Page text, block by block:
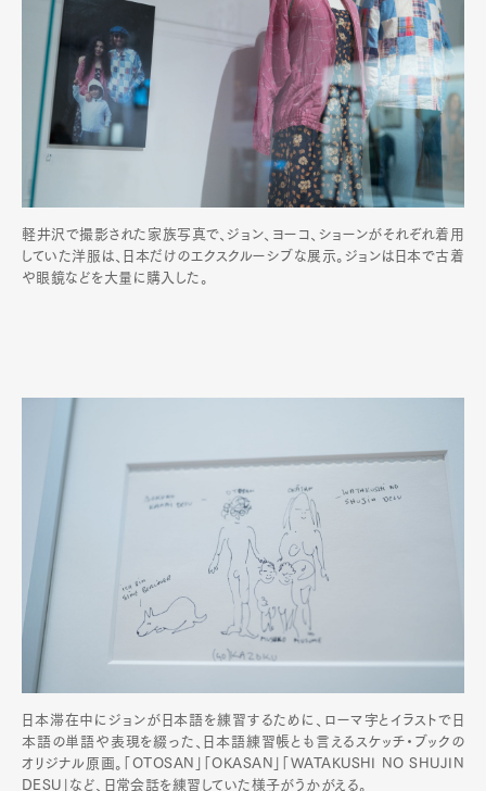
軽井沢で撮影された家族写真で、ジョン、ヨーコ、ショーンがそれぞれ着用
していた洋服は、日本だけのエクスクルーシブな展示。ジョンは日本で古着
や眼鏡などを大量に購入した。
日本滞在中にジョンが日本語を練習するために、ローマ字とイラストで日
本語の単語や表現を綴った、日本語練習帳とも言えるスケッチ・ブックの
オリジナル原画。「OTOSAN」「OKASAN」「WATAKUSHI NO SHUJIN
DESU」など、日常会話を練習していた様子がうかがえる。